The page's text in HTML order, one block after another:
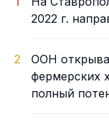
2022 г.
2
ООН
фермерских
полный